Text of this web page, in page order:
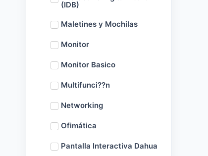
(IDB)
Maletines y Mochilas
Monitor
Monitor Basico
Multifunci??n
Networking
Ofimática
Pantalla Interactiva Dahua